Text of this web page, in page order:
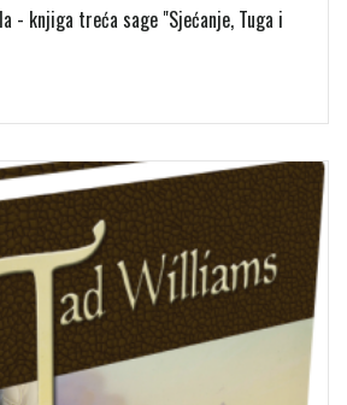
- knjiga treća sage "Sjećanje, Tuga i